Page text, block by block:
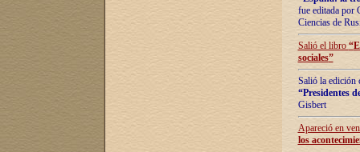
fue editada por
Ciencias de
Salió el libro “
sociales”
Salió la edición
“Presidentes
Gisbert
Apareció en
los